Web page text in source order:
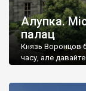
Алупка.
палац
Князь Воронцов
часу, але